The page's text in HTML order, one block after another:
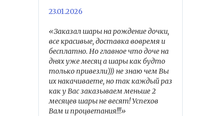
23.01.2026
«Заказал шары на рождение дочки,
все красивые, доставка вовремя и
бесплатно. Но главное что доче на
днях уже месяц а шары как будто
только привезли))) не знаю чем Вы
их накачиваете, но так каждый раз
как у Вас заказываем меньше 2
месяцев шары не весят! Успехов
Вам и процветания!!!»